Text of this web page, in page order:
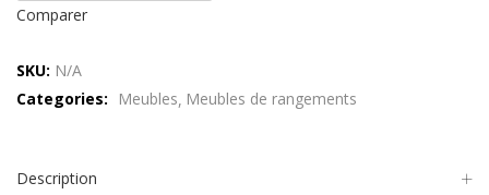
Comparer
SKU: N/A
Categories:
Meubles Meubles de rangements
Description